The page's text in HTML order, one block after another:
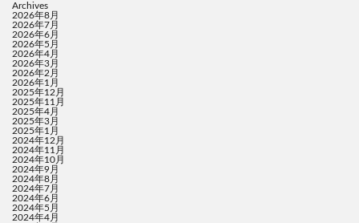
Archives
2026年8月
2026年7月
2026年6月
2026年5月
2026年4月
2026年3月
2026年2月
2026年1月
2025年12月
2025年11月
2025年4月
2025年3月
2025年1月
2024年12月
2024年11月
2024年10月
2024年9月
2024年8月
2024年7月
2024年6月
2024年5月
2024年4月